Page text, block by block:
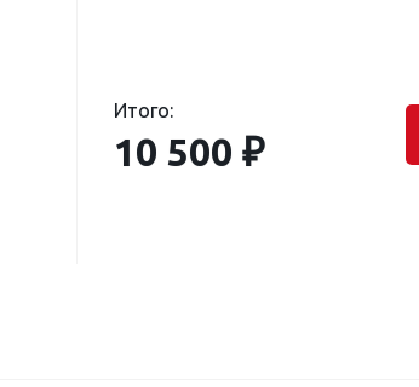
Итого:
10 500 ₽